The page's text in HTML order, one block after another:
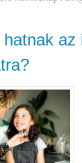
hatnak